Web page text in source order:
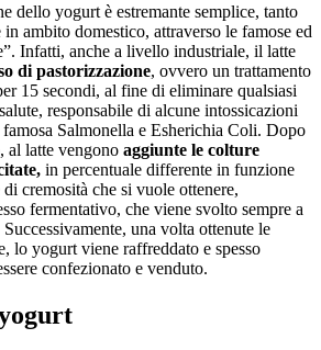
dello yogurt è estremante semplice, tanto
in ambito domestico, attraverso le famose ed
Infatti, anche a livello industriale, il latte
di pastorizzazione, ovvero un trattamento
15 secondi, al fine di eliminare qualsiasi
responsabile di alcune intossicazioni
Salmonella e Esherichia Coli. Dopo
al latte vengono aggiunte le colture
in percentuale differente in funzione
cremosità che si vuole ottenere,
fermentativo, che viene svolto sempre a
una volta ottenute le
lo yogurt viene raffreddato e spesso
confezionato e venduto.